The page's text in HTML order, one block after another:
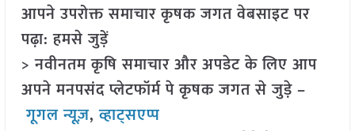
आपने उपरोक्त समाचार कृषक जगत वेबसाइट पर
पढ़ा: हमसे जुड़ें
> नवीनतम कृषि समाचार और अपडेट के लिए आप
अपने मनपसंद प्लेटफॉर्म पे कृषक जगत से जुड़े –
गूगल न्यूज़,व्हाट्सएप्प